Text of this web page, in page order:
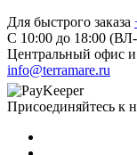
Для быстрого заказа
C 10:00 до 18:00
Центральный офис и
info@terramare.ru
Присоединяйтесь к